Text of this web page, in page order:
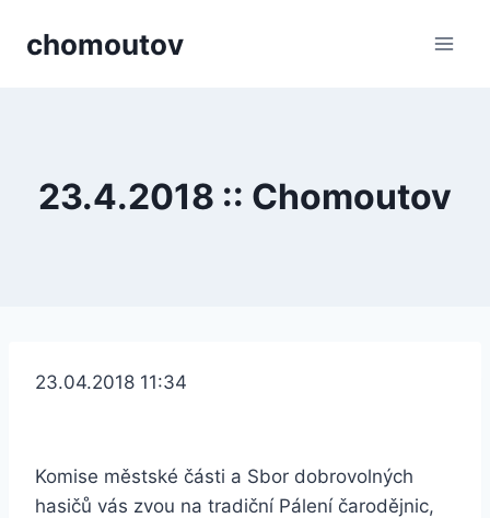
chomoutov
23.4.2018 :: Chomoutov
23.04.2018 11:34
Komise městské části a Sbor dobrovolných
hasičů vás zvou na tradiční Pálení čarodějnic,